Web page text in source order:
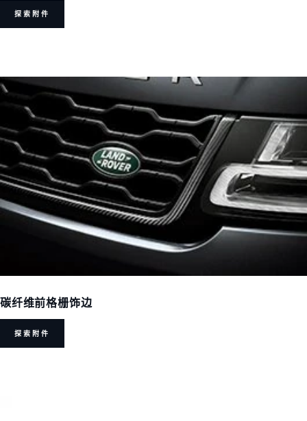
探索附件
碳纤维前格栅饰边
探索附件